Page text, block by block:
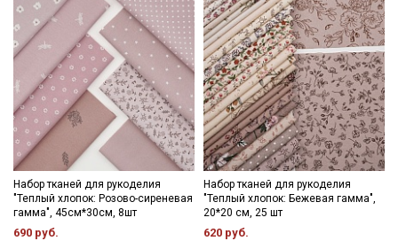
Набор тканей для рукоделия
"Теплый хлопок: Розово-сиреневая
гамма", 45см*30см, 8шт
690 руб.
Набор тканей для рукоделия
"Теплый хлопок: Бежевая гамма",
20*20 см, 25 шт
620 руб.
Электронная почта
Подписаться
Ознакомлен(а) с
Политикой обработки персональных
данных
и даю
Согласие на обработку персональных
данных
ДаюСогласие на получение рекламных и
информационных рассылок